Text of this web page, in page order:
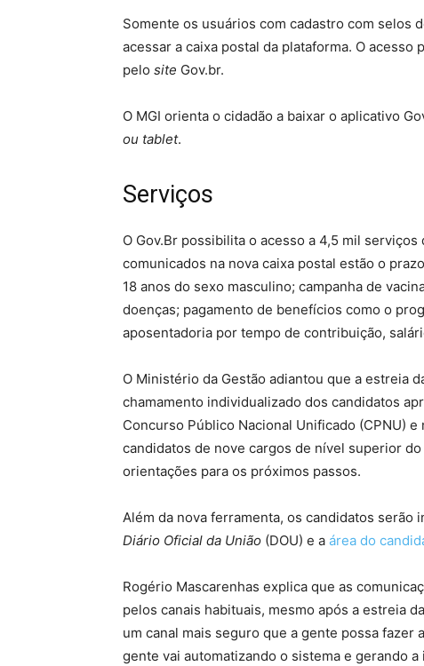
Somente os usuários com cadastro com selos
acessar a caixa postal da plataforma. O
pelo site Gov.br.
O MGI orienta o cidadão a baixar o aplicativo
ou tablet.
Serviços
O Gov.Br possibilita o acesso a 4,5 mil
comunicados na nova caixa postal estão o
18 anos do sexo masculino; campanha de
doenças; pagamento de benefícios como o
aposentadoria por tempo de contribuição,
O Ministério da Gestão adiantou que a estreia
chamamento individualizado dos candidatos
Concurso Público Nacional Unificado (CPNU)
candidatos de nove cargos de nível superior
orientações para os próximos passos.
Além da nova ferramenta, os candidatos
Diário Oficial da União (DOU) e a área do
Rogério Mascarenhas explica que as
pelos canais habituais, mesmo após a estreia
um canal mais seguro que a gente possa fazer
gente vai automatizando o sistema e gerando